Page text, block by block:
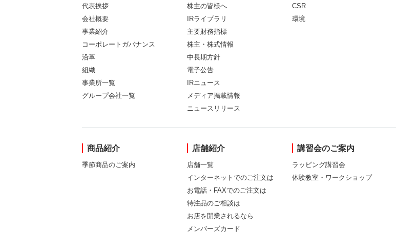
代表挨拶
会社概要
事業紹介
コーポレートガバナンス
沿革
組織
事業所一覧
グループ会社一覧
株主の皆様へ
IRライブラリ
主要財務指標
株主・株式情報
中長期方針
電子公告
IRニュース
メディア掲載情報
ニュースリリース
CSR
環境
商品紹介
季節商品のご案内
店舗紹介
店舗一覧
インターネットでのご注文は
お電話・FAXでのご注文は
特注品のご相談は
お店を開業されるなら
メンバーズカード
講習会のご案内
ラッピング講習会
体験教室・ワークショップ